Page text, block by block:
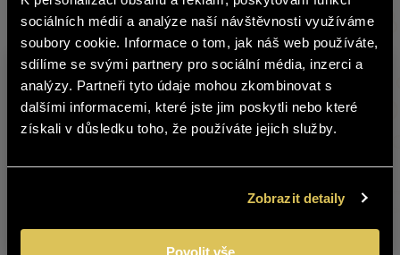
sociálních médií a analýze naší návštěvnosti využíváme
soubory cookie. Informace o tom, jak náš web používáte,
sdílíme se svými partnery pro sociální média, inzerci a
analýzy. Partneři tyto údaje mohou zkombinovat s
dalšími informacemi, které jste jim poskytli nebo které
získali v důsledku toho, že používáte jejich služby.
Zobrazit detaily
Povolit vše
Other products from this brand
VINAŘSTVÍ PAVLOV –
The content of BOHEMIA SEKT website
is not suitable for people under 18
years of age.
NO